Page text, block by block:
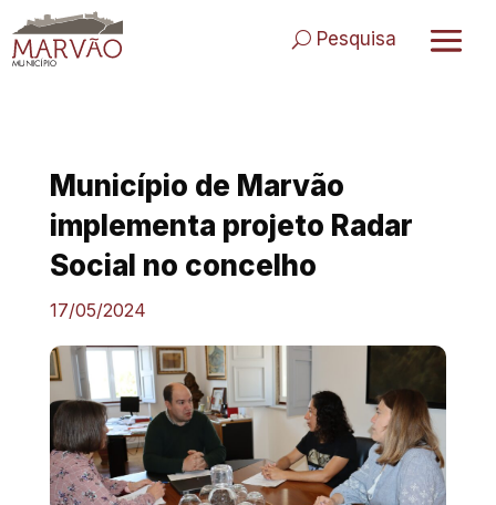
to
content
Pesquisa
Município de Marvão
implementa projeto Radar
Social no concelho
17/05/2024